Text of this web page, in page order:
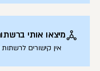
מיצאו אותי
אין קישורים